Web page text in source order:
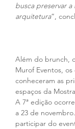
busca preservar
arquitetura”,
Além do brunch,
Murof Eventos,
conheceram as
espaços da
A 7ª edição
a 23 de
participar do